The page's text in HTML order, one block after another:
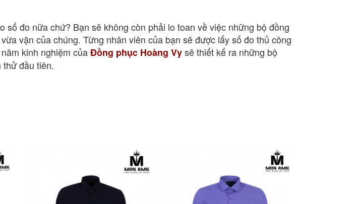
đo nữa chứ? Bạn sẽ không còn phải lo toan về việc những bộ đồng
vặn của chúng. Từng nhân viên của bạn sẽ được lấy số đo thủ công
kinh nghiệm củaĐồng phục Hoàng Vysẽ thiết kế ra những bộ
đầu tiên.